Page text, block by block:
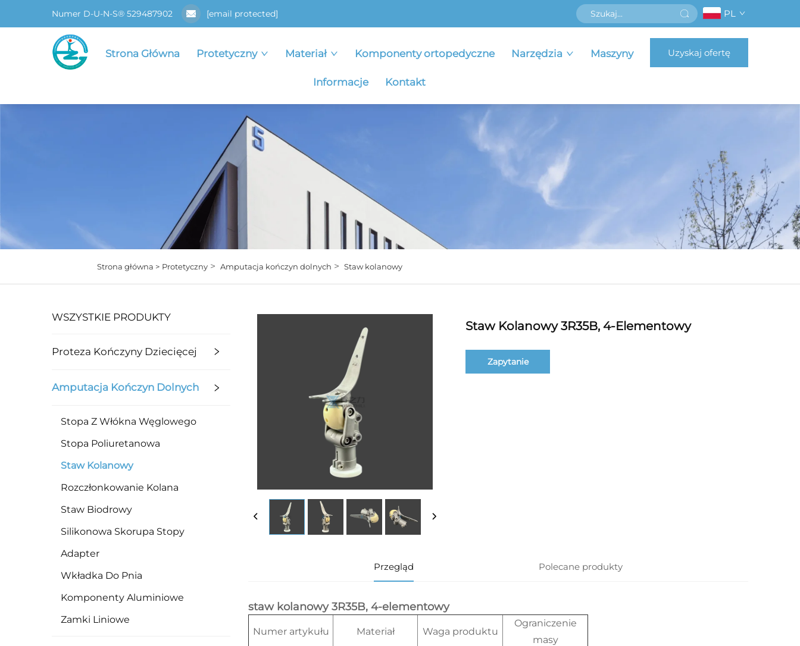
Numer D-U-N-S® 529487902 [email protected] PL
Strona Główna Protetyczny Materiał Komponenty ortopedyczne Narzędzia Maszyny
Informacje Kontakt
Uzyskaj ofertę
Strona główna > Protetyczny> Amputacja kończyn dolnych > Staw kolanowy
WSZYSTKIE PRODUKTY
Proteza Kończyny Dziecięcej
Amputacja Kończyn Dolnych
Stopa Z Włókna Węglowego
Stopa Poliuretanowa
Staw Kolanowy
Rozczłonkowanie Kolana
Staw Biodrowy
Silikonowa Skorupa Stopy
Adapter
Wkładka Do Pnia
Komponenty Aluminiowe
Zamki Liniowe
Staw Kolanowy 3R35B, 4-Elementowy
Zapytanie
Przegląd Polecane produkty
staw kolanowy 3R35B, 4-elementowy
Numer artykułu Materiał Waga produktu
Ograniczenie
masy